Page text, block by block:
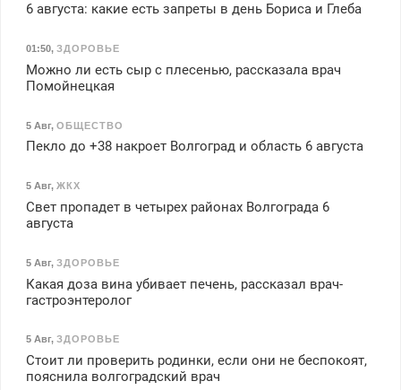
6 августа: какие есть запреты в день Бориса и Глеба
01:50, ЗДОРОВЬЕ
Можно ли есть сыр с плесенью, рассказала врач
Помойнецкая
5 Авг, ОБЩЕСТВО
Пекло до +38 накроет Волгоград и область 6 августа
5 Авг, ЖКХ
Свет пропадет в четырех районах Волгограда 6
августа
5 Авг, ЗДОРОВЬЕ
Какая доза вина убивает печень, рассказал врач-
гастроэнтеролог
5 Авг, ЗДОРОВЬЕ
Стоит ли проверить родинки, если они не беспокоят,
пояснила волгоградский врач